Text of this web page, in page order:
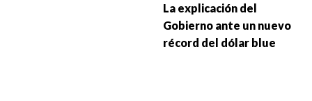
La explicación del
Gobierno ante un nuevo
récord del dólar blue